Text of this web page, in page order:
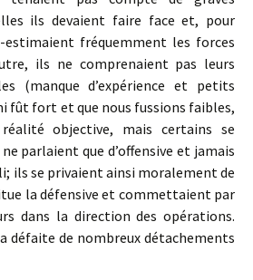
ils devaient faire face et, pour
fréquemment les forces
ils ne comprenaient pas leurs
(manque d’expérience et petits
fût fort et que nous fussions faibles,
objective, mais certains se
parlaient que d’offensive et jamais
ils se privaient ainsi moralement de
la défensive et commettaient par
dans la direction des opérations.
défaite de nombreux détachements